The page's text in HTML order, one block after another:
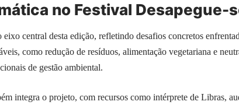
no Festival Desapegue-
central desta edição, refletindo desafios concretos
como redução de resíduos, alimentação vegetariana e
de gestão ambiental.
integra o projeto, com recursos como intérprete de Libras,